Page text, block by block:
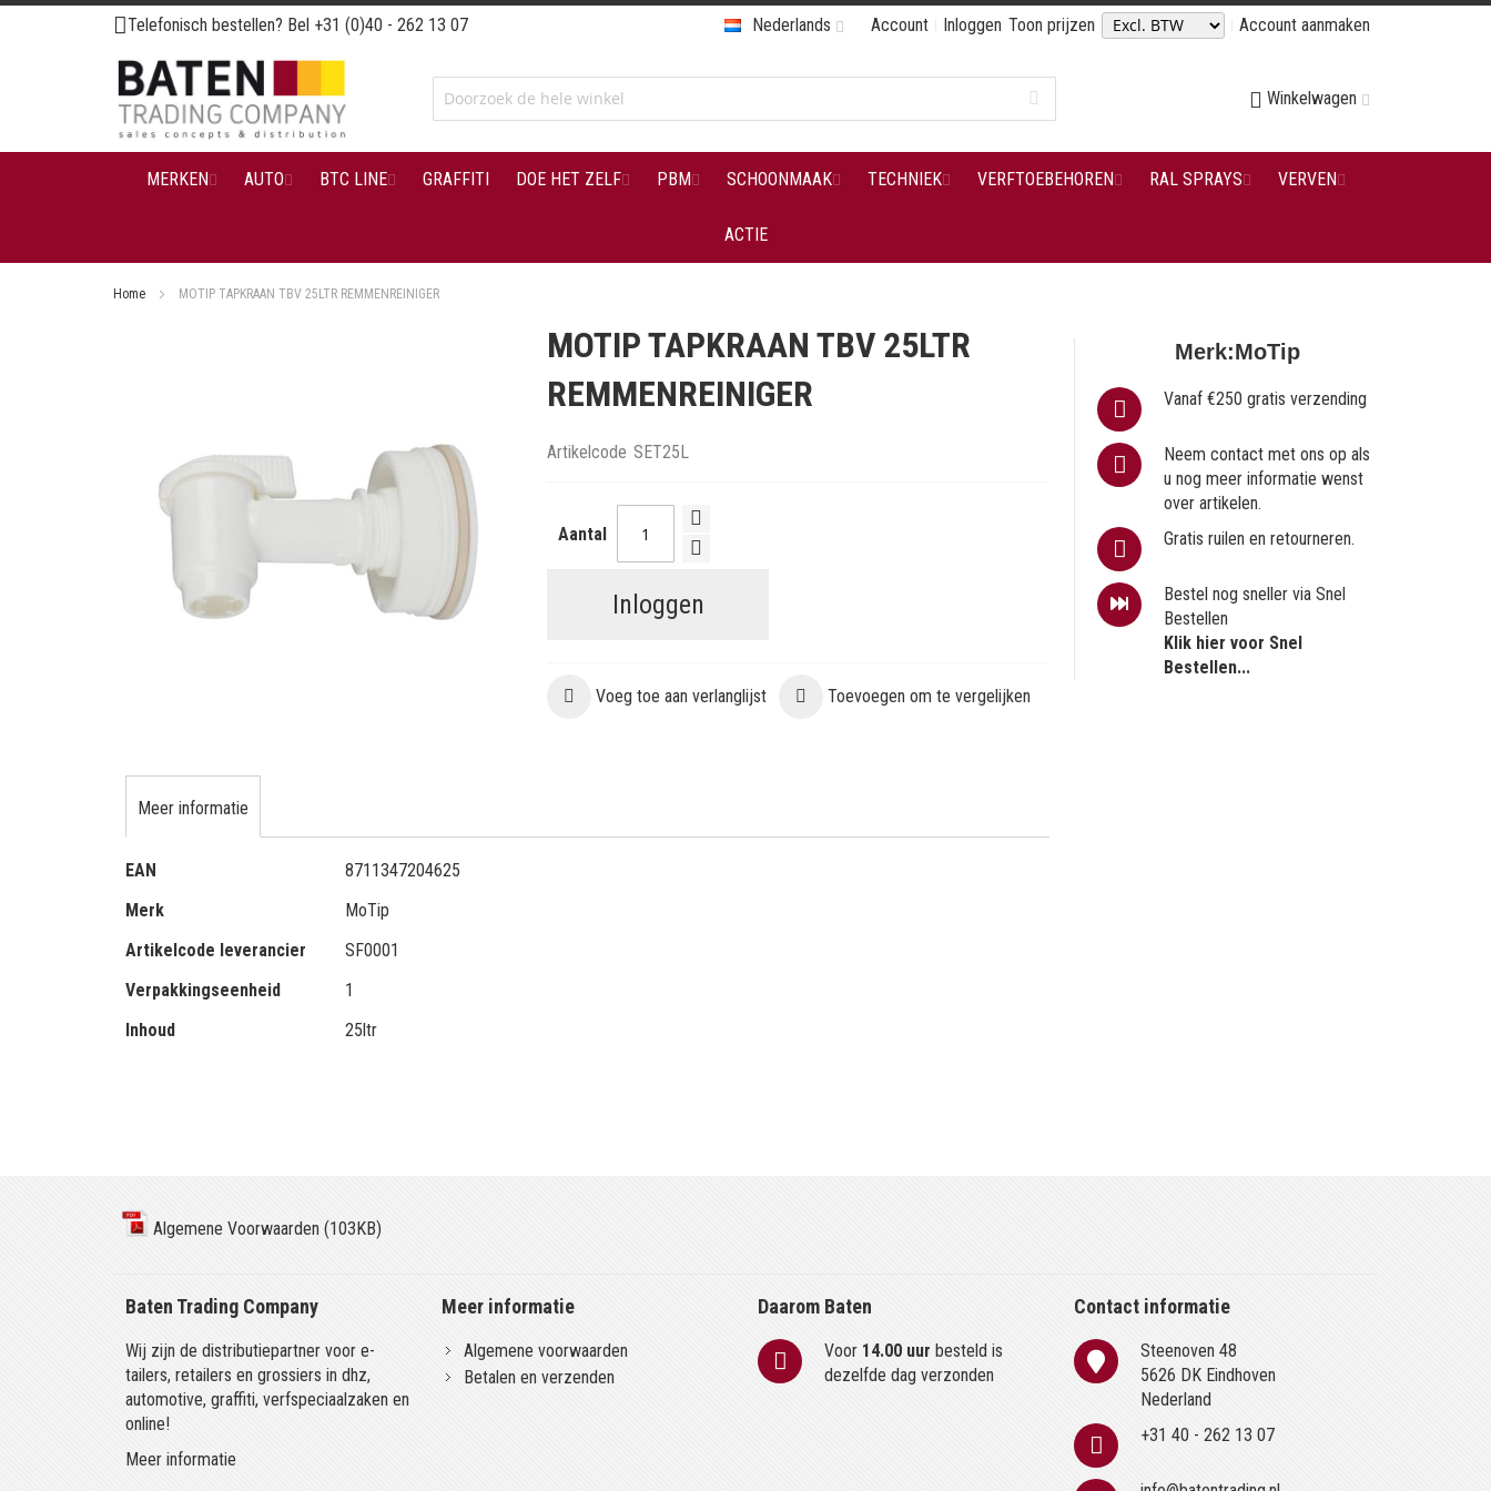
Ga
naar
de
inhoud
Telefonisch bestellen? Bel +31 (0)40 - 262 13 07 Account Inloggen Toon prijzen Account aanmaken
Nederlands
Winkelwagen
MERKEN AUTO BTC LINE GRAFFITI DOE HET ZELF PBM SCHOONMAAK TECHNIEK VERFTOEBEHOREN RAL SPRAYS VERVEN
ACTIE
Home MOTIP TAPKRAAN TBV 25LTR REMMENREINIGER
afbeeldingen-
naar
begin
de
gallerij
MOTIP TAPKRAAN TBV 25LTR
REMMENREINIGER
Artikelcode SET25L
Aantal
Inloggen
Voeg toe aan verlanglijst Toevoegen om te vergelijken
Merk:MoTip
Vanaf €250 gratis verzending
Neem contact met ons op als
u nog meer informatie wenst
over artikelen.
Gratis ruilen en retourneren.
Bestel nog sneller via Snel
Bestellen
Klik hier voor Snel
Bestellen...
Meer informatie
Meer
EAN
8711347204625
Merk
MoTip
Artikelcode leverancier
SF0001
Verpakkingseenheid
1
Inhoud
25ltr
Algemene Voorwaarden (103KB)
Baten Trading Company
Wij zijn de distributiepartner voor e-
tailers, retailers en grossiers in dhz,
automotive, graffiti, verfspeciaalzaken en
online!
Meer informatie
Meer informatie
Algemene voorwaarden
Betalen en verzenden
Daarom Baten
Voor 14.00 uur besteld is
dezelfde dag verzonden
Contact informatie
Steenoven 48
5626 DK Eindhoven
Nederland
+31 40 - 262 13 07